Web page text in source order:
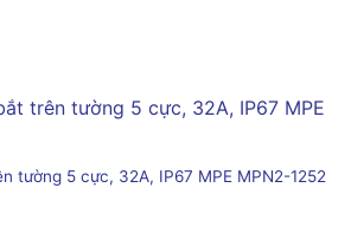
tường 5 cực, 32A, IP67 MPE MPN2-1252